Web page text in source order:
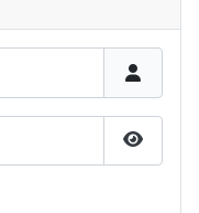
Afficher